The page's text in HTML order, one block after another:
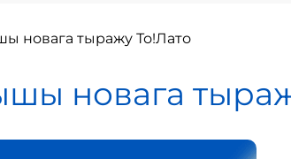
новага тыражу То!Лато
новага